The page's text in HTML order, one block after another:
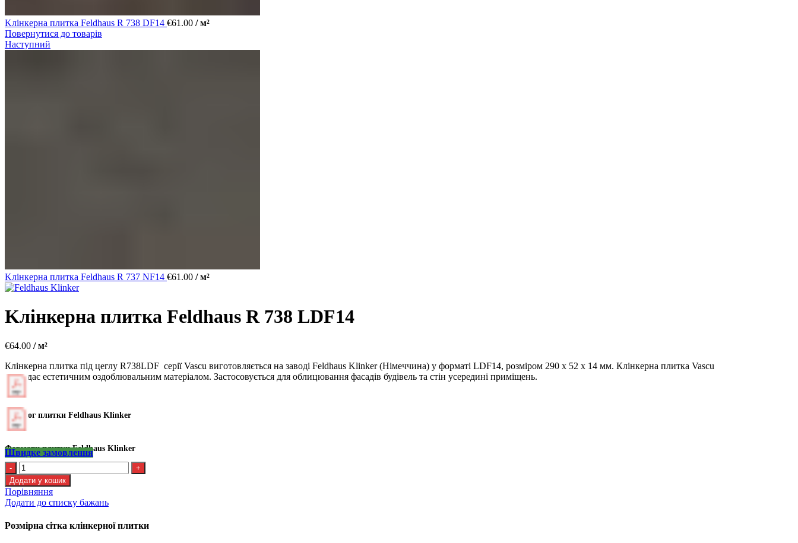
Kлінкерна плитка Feldhaus R 738 DF14 €61.00 / м²
Повернутися до товарів
Наступний
Kлінкерна плитка Feldhaus R 737 NF14 €61.00 / м²
Kлінкерна плитка Feldhaus R 738 LDF14
€64.00 / м²
Клінкерна плитка під цеглу R738LDF серії Vascu виготовляється на заводі Feldhaus Klinker (Німеччина) у форматі LDF14, розміром 290 x 52 x 14 мм. Клінкерна плитка Vascu
виглядає естетичним оздоблювальним матеріалом. Застосовується для облицювання фасадів будівель та стін усередині приміщень.
Каталог плитки Feldhaus Klinker
Формати плитки Feldhaus Klinker
Швидке замовлення
Kлінкерна
плитка
Feldhaus
R
738
LDF14
кількість
Додати у кошик
Порівняння
Додати до списку бажань
Розмірна сітка клінкерної плитки